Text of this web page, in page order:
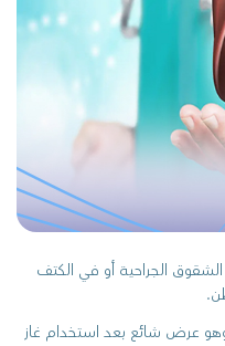
الجراحية أو في الكتف
وهو عرض شائع بعد استخدام غاز